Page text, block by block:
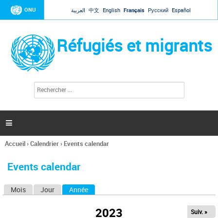
Jump to navigation
ONU العربية 中文 English Français Русский Español
Réfugiés et migrants
l
c
h
e

Vous
ici
Accueil›Calendrier› Events calendar
Events calendar
Mois Jour Année
2023 Suiv. »